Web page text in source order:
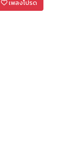
เพลงโปรด